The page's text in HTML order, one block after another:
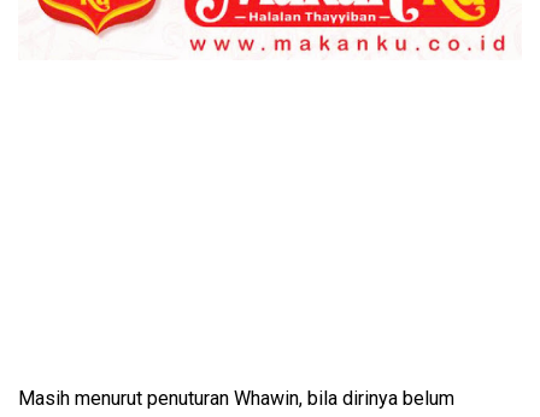
Masih menurut penuturan Whawin, bila dirinya belum